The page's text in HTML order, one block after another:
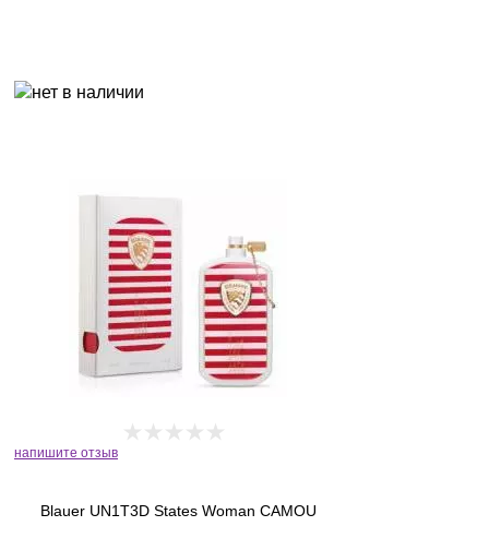
напишите отзыв
Blauer UN1T3D States Woman CAMOU